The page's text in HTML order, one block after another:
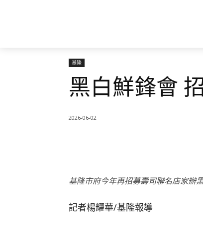
基隆
黑白鮮鋒會
2026-06-02
基隆市府今年再招募壽司聯名店家辦
記者楊耀華∕基隆報導